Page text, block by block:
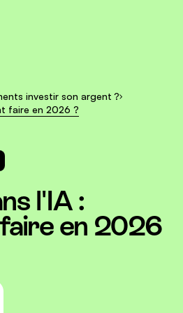
investir son argent ?
faire en 2026 ?
l'IA :
en 2026